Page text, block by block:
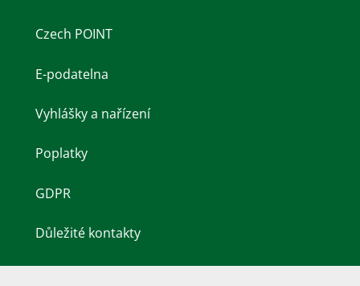
Czech POINT
E-podatelna
Vyhlášky a nařízení
Poplatky
GDPR
Důležité kontakty